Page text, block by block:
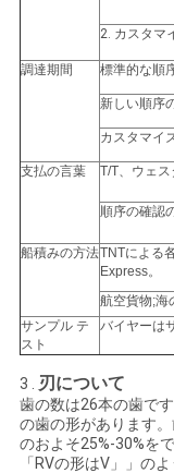
PRIVACY
POLICY
2. カスタマ
調達期間 標準的な順
新しい順序
カスタマイ
支払の言葉 T/T、ウェ
順序の確認
船積みの方法TNTによる
Express。
航空貨物;海
サンプル テ
スト
バイヤーは
3 . 刃について
歯の数は26本の歯で
の歯の形があります
のおよそ25%-30%を
「RVの形はV」」の